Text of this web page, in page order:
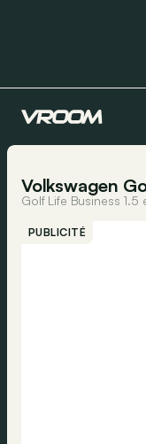
Toutes les
Volkswagen
PUBLICITÉ